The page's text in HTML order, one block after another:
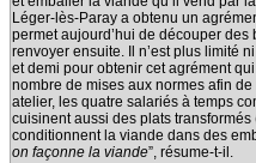
Léger-lès-Paray a obtenu un
permet aujourd’hui de découper des
renvoyer ensuite. Il n’est plus limité
et demi pour obtenir cet agrément
nombre de mises aux normes afin
atelier, les quatre salariés à temps
cuisinent aussi des plats
conditionnent la viande dans des
on façonne la viande”, résume-t-il.